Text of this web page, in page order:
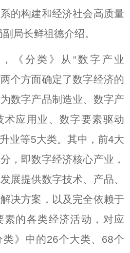
的构建和经济社会高质量
局长鲜祖德介绍。
分类》从“数字产业
两个方面确定了数字经济的
数字产品制造业、数字产
术应用业、数字要素驱动
业等5大类。其中，前4大
，即数字经济核心产业，
展提供数字技术、产品、
决方案，以及完全依赖于
素的各类经济活动，对应
类》中的26个大类、68个